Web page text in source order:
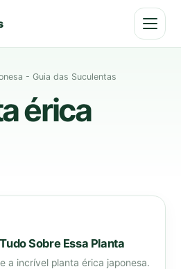
- Guia das Suculentas
érica
Sobre Essa Planta
a incrível planta érica japonesa.